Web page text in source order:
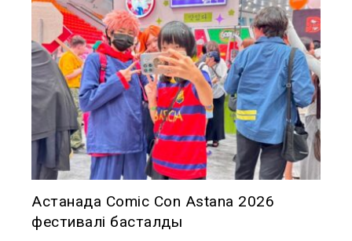
Астанада Comic Con Astana 2026
фестивалі басталды